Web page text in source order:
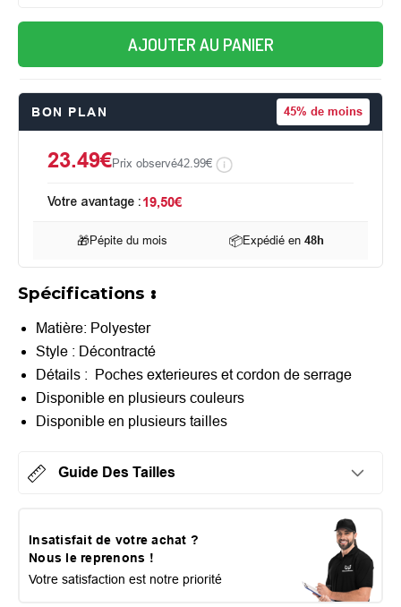
AJOUTER AU PANIER
BON PLAN 45% de moins
23.49€Prix observé42.99€
Votre avantage :19,50€
🎁Pépite du mois 📦Expédié en48h
Spécifications :
Matière: Polyester
Style : Décontracté
Détails : Poches exterieures et cordon de serrage
Disponible en plusieurs couleurs
Disponible en plusieurs tailles
Guide Des Tailles
Insatisfait de votre achat ?
Nous le reprenons !
Votre satisfaction est notre priorité